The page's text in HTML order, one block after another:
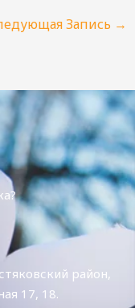
Запись →
район,
17, 18.